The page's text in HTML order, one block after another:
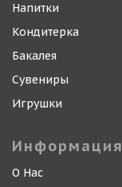
Напитки
Кондитерка
Бакалея
Сувениры
Игрушки
Информация
О Нас